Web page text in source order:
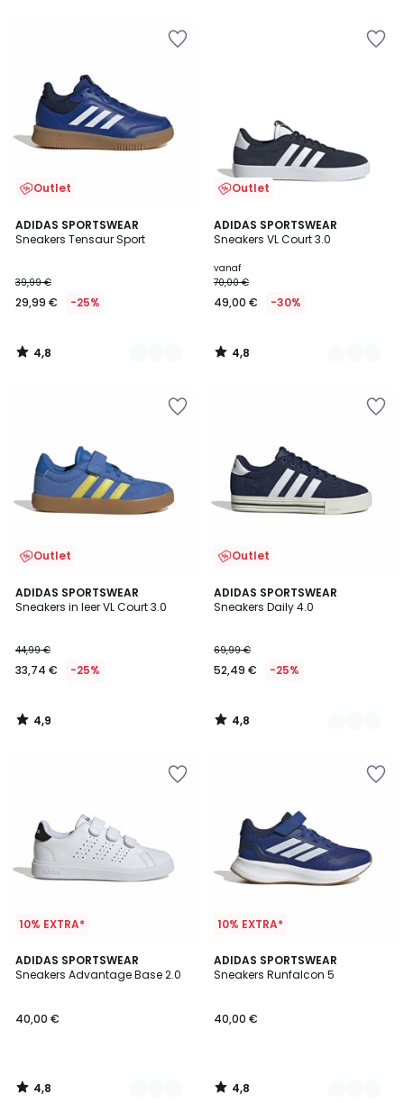
Outlet
ADIDAS SPORTSWEAR
Sneakers Tensaur Sport
39,99 €
29,99 € -25%
4,8
/ 5
2
Kleuren
4,8
/
Outlet
ADIDAS SPORTSWEAR
Sneakers VL Court 3.0
vanaf
70,00 €
49,00 € -30%
4,8
/ 5
4
Kleuren
4,8
/
Outlet
ADIDAS SPORTSWEAR
Sneakers in leer VL Court 3.0
44,99 €
33,74 € -25%
4,9
/ 5
4,9
/
Outlet
ADIDAS SPORTSWEAR
Sneakers Daily 4.0
69,99 €
52,49 € -25%
4,8
/ 5
2
Kleuren
4,8
/
10% EXTRA*
ADIDAS SPORTSWEAR
Sneakers Advantage Base 2.0
40,00 €
4,8
/ 5
3
Kleuren
4,8
/
10% EXTRA*
ADIDAS SPORTSWEAR
Sneakers Runfalcon 5
40,00 €
4,8
/ 5
3
Kleuren
4,8
/